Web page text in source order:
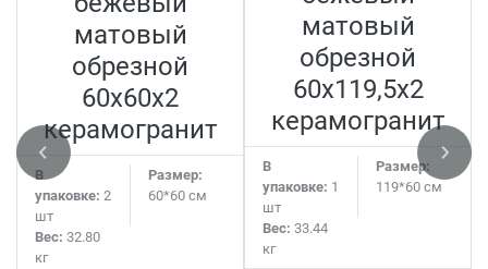
матовый
обрезной
60x60x2
керамогранит
В
упаковке: 2
шт
Размер:
60*60 см
Вес: 32.80
кг
матовый
обрезной
60x119,5x2
керамогранит
В
упаковке: 1
шт
Размер:
119*60 см
Вес: 33.44
кг